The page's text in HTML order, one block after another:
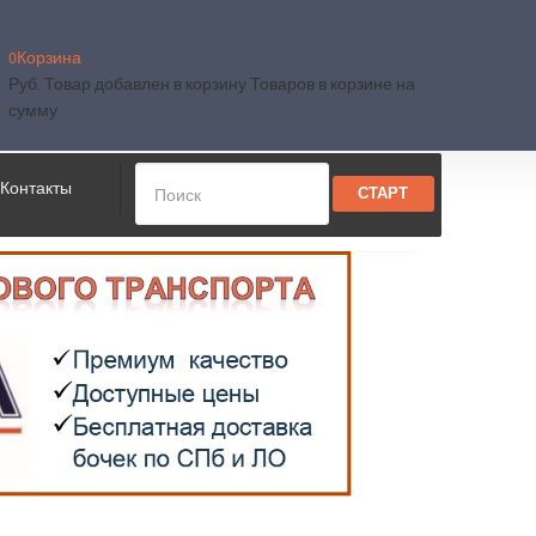
0Корзина
Руб. Товар добавлен в корзину Товаров в корзине на
сумму
Контакты